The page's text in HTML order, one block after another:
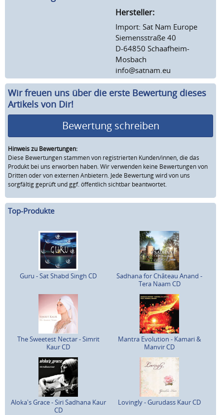
Hersteller:
Import: Sat Nam Europe
Siemensstraße 40
D-64850 Schaafheim-
Mosbach
info@satnam.eu
Wir freuen uns über die erste Bewertung dieses
Artikels von Dir!
Bewertung schreiben
Hinweis zu Bewertungen:
Diese Bewertungen stammen von registrierten Kunden/innen, die das
Produkt bei uns erworben haben. Wir verwenden keine Bewertungen von
Dritten oder von externen Anbietern. Jede Bewertung wird von uns
sorgfältig geprüft und ggf. öffentlich sichtbar beantwortet.
Top-Produkte
Guru - Sat Shabd Singh CD
Sadhana for Château Anand -
Tera Naam CD
The Sweetest Nectar - Simrit
Kaur CD
Mantra Evolution - Kamari &
Manvir CD
Aloka's Grace - Siri Sadhana Kaur
CD
Lovingly - Gurudass Kaur CD